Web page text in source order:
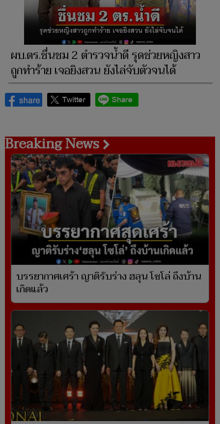
ผบ.ตร.ชื่นชม 2 ตำรวจน้ำดี รุดช่วยหญิงสาว
ถูกทำร้าย เจอยิงสวน ยังไล่จับตัวจนได้
Breaking News
บรรยากาศเศร้า ญาติรับร่าง ฮลุน โซโล่ ถึงบ้าน
เกิดแล้ว